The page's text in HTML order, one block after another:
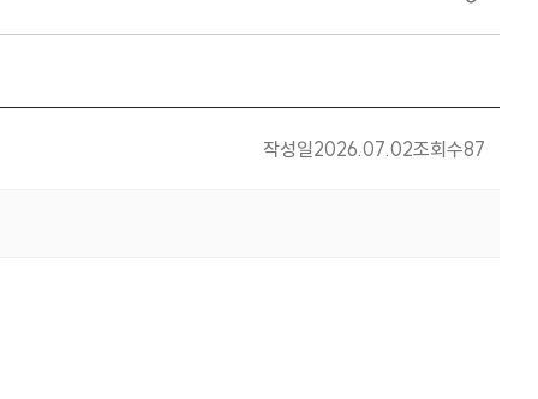
작성일2026.07.02조회수87